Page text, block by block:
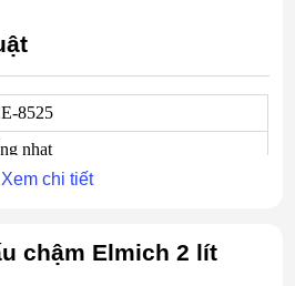
8525
nhạt
Quốc
Xem chi tiết
chậm Elmich 2 lít